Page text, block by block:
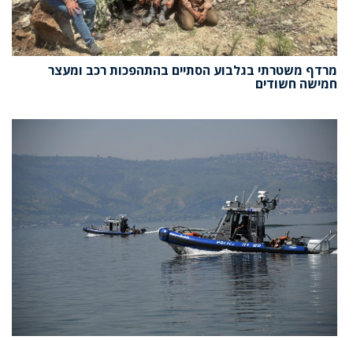
מרדף משטרתי בגלבוע הסתיים בהתהפכות רכב ומעצר
חמישה חשודים